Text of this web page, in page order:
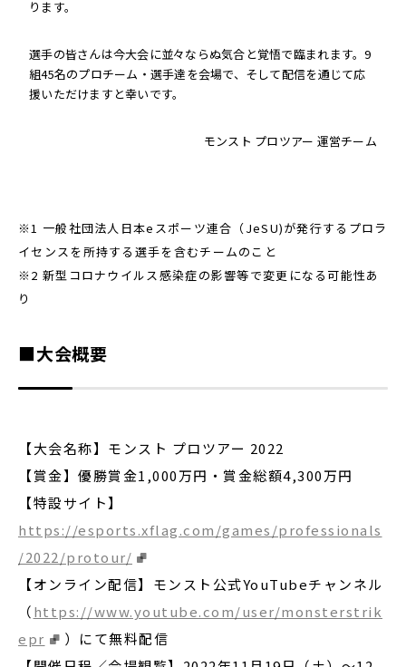
ります。
選手の皆さんは今大会に並々ならぬ気合と覚悟で臨まれます。9
組45名のプロチーム・選手達を会場で、そして配信を通じて応
援いただけますと幸いです。
モンスト プロツアー 運営チーム
※1 一般社団法人日本eスポーツ連合（JeSU)が発行するプロラ
イセンスを所持する選手を含むチームのこと
※2 新型コロナウイルス感染症の影響等で変更になる可能性あ
り
■大会概要
【大会名称】モンスト プロツアー 2022
【賞金】優勝賞金1,000万円・賞金総額4,300万円
【特設サイト】
https://esports.xflag.com/games/professionals
/2022/protour/
【オンライン配信】モンスト公式YouTubeチャンネル
（https://www.youtube.com/user/monsterstrik
epr
）にて無料配信